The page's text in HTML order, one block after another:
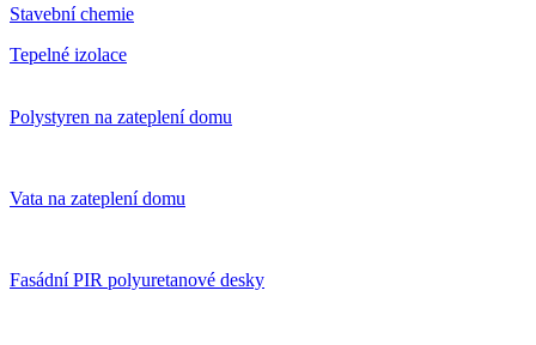
Stavební chemie
Tepelné izolace
Polystyren na zateplení domu
Vata na zateplení domu
Fasádní PIR polyuretanové desky